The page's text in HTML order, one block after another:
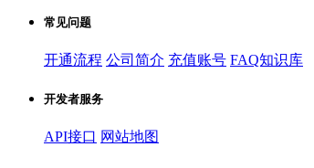
常见问题
开通流程 公司简介 充值账号 FAQ知识库
开发者服务
API接口 网站地图